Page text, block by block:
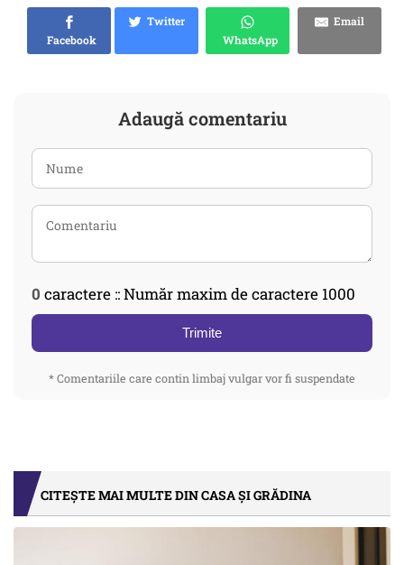
Facebook
Twitter
WhatsApp
Email
Adaugă comentariu
0 caractere :: Număr maxim de caractere 1000
Trimite
* Comentariile care contin limbaj vulgar vor fi suspendate
CITEȘTE MAI MULTE DIN CASA ȘI GRĂDINA